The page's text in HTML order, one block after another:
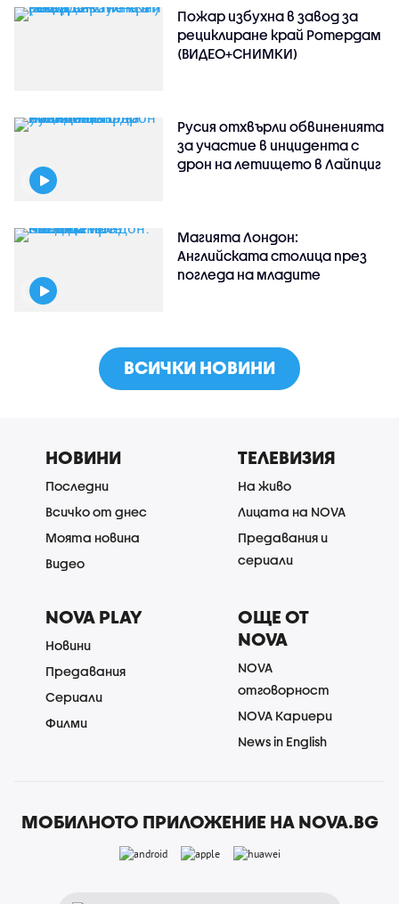
Пожар избухна в завод за
рециклиране край Ротердам
(ВИДЕО+СНИМКИ)
Русия отхвърли обвиненията
за участие в инцидента с
дрон на летището в Лайпциг
Магията Лондон:
Английската столица през
погледа на младите
ВСИЧКИ НОВИНИ
НОВИНИ
Последни
Всичко от днес
Моята новина
Видео
ТЕЛЕВИЗИЯ
На живо
Лицата на NOVA
Предавания и
сериали
NOVA PLAY
Новини
Предавания
Сериали
Филми
ОЩЕ ОТ
NOVA
NOVA
отговорност
NOVA Кариери
News in English
МОБИЛНОТО ПРИЛОЖЕНИЕ НА NOVA.BG